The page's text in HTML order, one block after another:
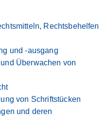
Rechtsbehelfen
und -ausgang
Überwachen von
von Schriftstücken
und deren